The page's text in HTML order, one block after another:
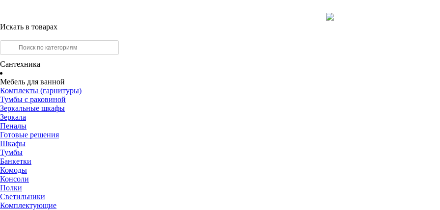
Искать в товарах
Сантехника
Мебель для ванной
Комплекты (гарнитуры)
Тумбы с раковиной
Зеркальные шкафы
Зеркала
Пеналы
Готовые решения
Шкафы
Тумбы
Банкетки
Комоды
Консоли
Полки
Светильники
Комплектующие